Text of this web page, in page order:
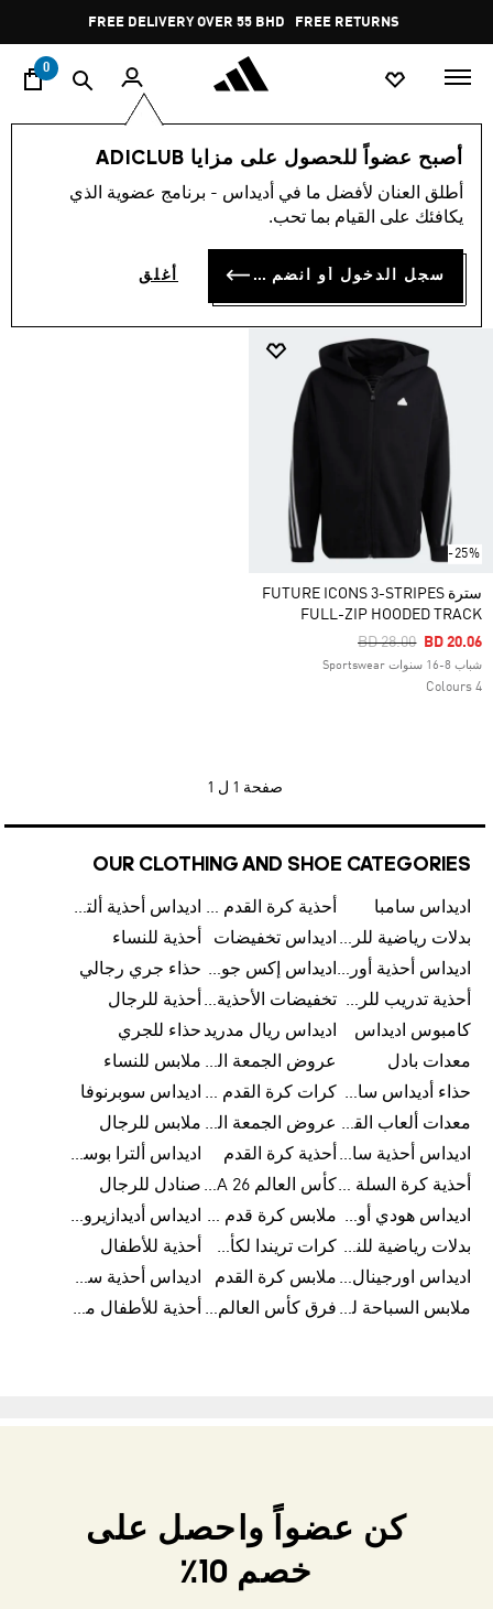
Pause
promotion
rotation
FREE DELIVERY OVER 55 BHD FREE RETURNS
0
أصبح عضواً للحصول على مزايا ADICLUB
أطلق العنان لأفضل ما في أديداس - برنامج عضوية الذي
يكافئك على القيام بما تحب.
سجل الدخول أو انضم الآن أغلق
اصرف و وفر الأطفال
NULL
-25%
سترة FUTURE ICONS 3-STRIPES
FULL-ZIP HOODED TRACK
Price Reduced
BD 28.00ToBD 20.06
شباب 8-16 سنوات Sportswear
4 Colours
صفحة 1 ل 1
OUR CLOTHING AND SHOE CATEGORIES
اديداس سامبا أحذية كرة القدم للرجال
اديداس أحذية ألترا بوست للرجال
بدلات رياضية للرجال اديداس تخفيضات
أحذية للنساء
اديداس أحذية أورجينالز
اديداس إكس جود بيلينغهام حذاء جري رجالي
أحذية تدريب للرجال
تخفيضات الأحذية للرجال أحذية للرجال
كامبوس اديداس
اديداس ريال مدريد حذاء للجري
معدات بادل
عروض الجمعة البيضاء للرجال ملابس للنساء
حذاء أديداس سامبا للأطفال
كرات كرة القدم للرجال اديداس سوبرنوفا
معدات ألعاب القوى
عروض الجمعة البيضاء للسيدات ملابس للرجال
اديداس أحذية سامبا للنساء أحذية كرة القدم
اديداس ألترا بوست
أحذية كرة السلة للرجال
كأس العالم FIFA 26™ صنادل للرجال
اديداس هودي أورجينال للنساء
ملابس كرة قدم للاطفال
اديداس أديدازيرو معدات الجري
بدلات رياضية للنساء
كرات تريندا لكأس العالم FIFA 26™
أحذية للأطفال
اديداس اورجينال ملابس ملابس كرة القدم
اديداس أحذية سوبرنوفا للرجال
ملابس السباحة للرجال
فرق كأس العالم FIFA 26™ أحذية للأطفال من 8 إلى 16 سنة
كن عضواً واحصل على
خصم 10٪